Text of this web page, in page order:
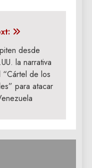
desde
la narrativa
“Cártel de los
para atacar